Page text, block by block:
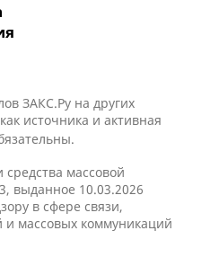
ЗАКС.Ру на других
источника и активная
средства массовой
выданное 10.03.2026
в сфере связи,
массовых коммуникаций